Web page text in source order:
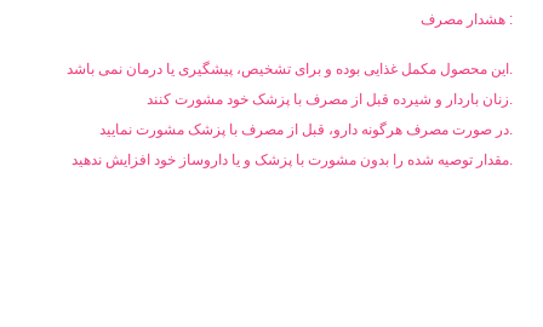
هشدار مصرف :